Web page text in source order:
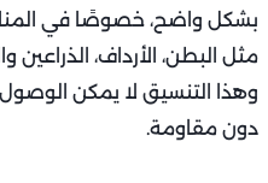
بشكل واضح، خصوصًا في
مثل البطن، الأرداف، الذراعين
وهذا التنسيق لا يمكن
دون مقاومة.